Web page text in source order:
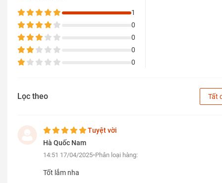
1
0
0
0
0
Lọc theo Tất
Tuyệt vời
Hà Quốc Nam
14:51 17/04/2025 Phân loại hàng:
Tốt lắm nha